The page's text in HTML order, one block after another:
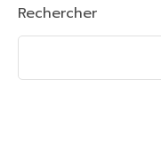
Rechercher